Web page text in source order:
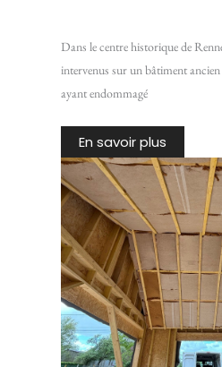
Dans le centre historique de
intervenus sur un bâtiment ancien
ayant endommagé
En savoir plus